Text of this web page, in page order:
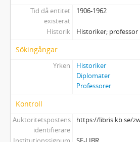
Tid då entitet
existerat
1906-1962
Historik Historiker; professor
Sökingångar
Yrken
Historiker
Diplomater
Professorer
Kontroll
Auktoritetspostens
identifierare
https://libris.kb.se/